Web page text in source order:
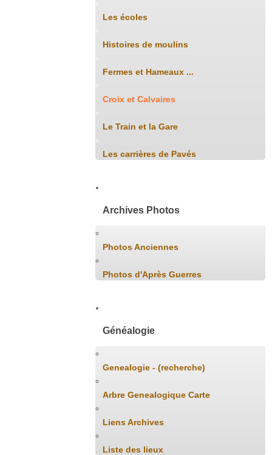
Les écoles
Histoires de moulins
Fermes et Hameaux ...
Croix et Calvaires
Le Train et la Gare
Les carrières de Pavés
Archives Photos
Photos Anciennes
Photos d'Après Guerres
Généalogie
Genealogie - (recherche)
Arbre Genealogique Carte
Liens Archives
Liste des lieux